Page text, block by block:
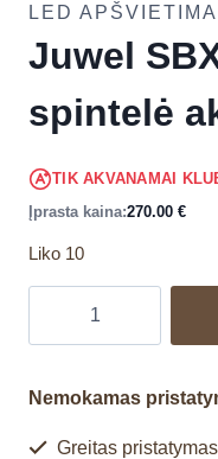
LED
Juwel
spintelė
TIK AKVANAMAI
Įprasta kaina:270.00 €
Liko 10
Nemokamas
Greitas pristatymas